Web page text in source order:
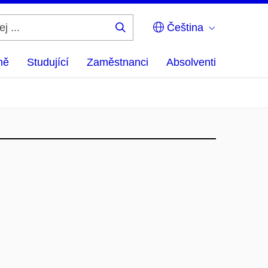
Čeština
Studující Zaměstnanci Absolventi